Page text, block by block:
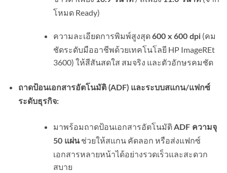
โหมด Ready)
ความละเอียดการพิมพ์สูงสุด600 x 600 dpi(คม
ชัดระดับมืออาชีพด้วยเทคโนโลยี HP ImageREt
3600) ให้สีสันสดใส สมจริง และตัวอักษรคมชัด
ถาดป้อนเอกสารอัตโนมัติ (ADF) และระบบสแกน/แฟกซ์
ระดับธุรกิจ:
มาพร้อมถาดป้อนเอกสารอัตโนมัติADF ความจุ
50 แผ่นช่วยให้สแกน คัดลอก หรือส่งแฟกซ์
เอกสารหลายหน้าได้อย่างรวดเร็วและสะดวก
สบาย